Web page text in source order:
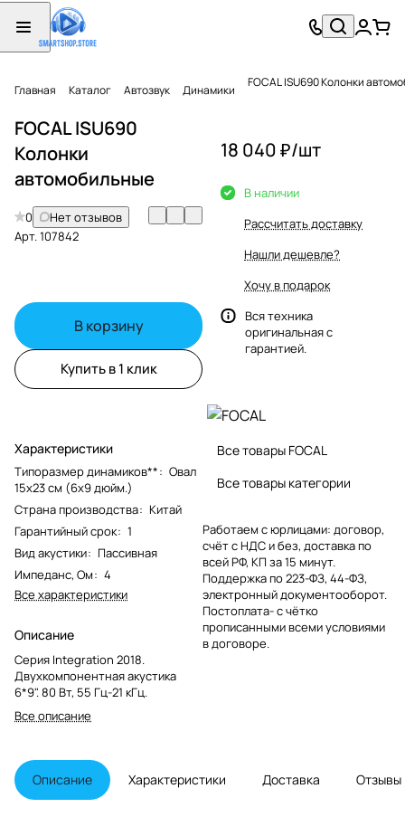
Главная Каталог Автозвук Динамики FOCAL ISU690 Колонки
FOCAL ISU690
Колонки
автомобильные
0
Нет отзывов
Арт.107842
В корзину
Купить в 1 клик
Характеристики
Типоразмер динамиков**: Овал
15x23 см (6x9 дюйм.)
Страна производства: Китай
Гарантийный срок: 1
Вид акустики: Пассивная
Импеданс, Ом: 4
Все характеристики
Описание
Серия Integration 2018.
Двухкомпонентная акустика
6*9". 80 Вт, 55 Гц-21 кГц.
Все описание
18 040 ₽/шт
В наличии
Рассчитать доставку
Нашли дешевле?
Хочу в подарок
Вся техника
оригинальная с
гарантией.
Все товары FOCAL
Все товары категории
Работаем с юрлицами: договор,
счёт с НДС и без, доставка по
всей РФ, КП за 15 минут.
Поддержка по 223-ФЗ, 44-ФЗ,
электронный документооборот.
Постоплата- с чётко
прописанными всеми условиями
в договоре.
Описание Характеристики Доставка Отзывы